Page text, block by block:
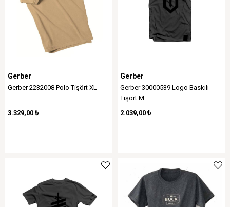
Gerber
Gerber 2232008 Polo Tişört XL
3.329,00 ₺
Gerber
Gerber 30000539 Logo Baskılı
Tişört M
2.039,00 ₺